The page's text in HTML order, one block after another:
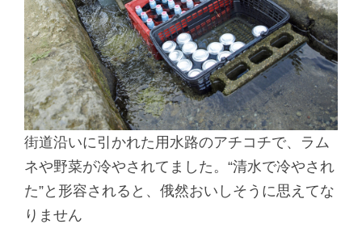
街道沿いに引かれた用水路のアチコチで、ラム
ネや野菜が冷やされてました。“清水で冷やされ
た”と形容されると、俄然おいしそうに思えてな
りません